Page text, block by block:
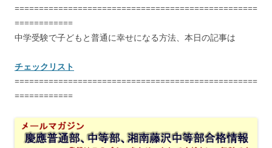
==================================================
============
中学受験で子どもと普通に幸せになる方法、本日の記事は
チェックリスト
==================================================
============